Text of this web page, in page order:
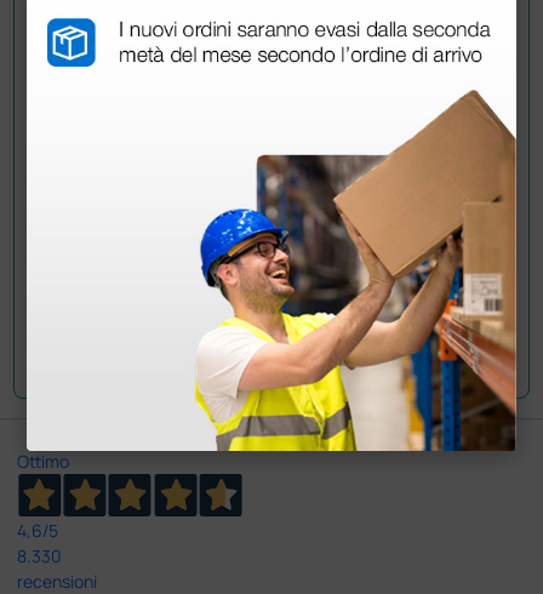
Hai ancora qualche dubbio? Vuoi ulteriori
Invia ora la tua domanda ai colleghi che hanno già
Invia la tua domanda
Ottimo
4,6/5
8.330
recensioni